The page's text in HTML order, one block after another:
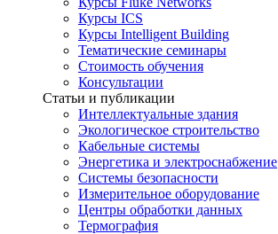
Курсы ICS
Курсы Intelligent Building
Тематические семинары
Стоимость обучения
Консультации
Статьи и публикации
Интеллектуальные здания
Экологическое строительство
Кабельные системы
Энергетика и электроснабжение
Системы безопасности
Измерительное оборудование
Центры обработки данных
Термография